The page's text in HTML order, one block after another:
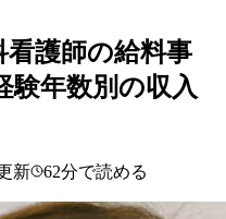
看護師の給料事
験年数別の収入
新 62分で読める